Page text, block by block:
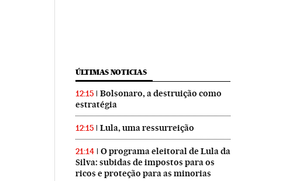
ÚLTIMAS NOTICIAS
12:15
Bolsonaro, a destruição como
estratégia
12:15 Lula, uma ressurreição
21:14
O programa eleitoral de Lula da
Silva: subidas de impostos para os
ricos e proteção para as minorias